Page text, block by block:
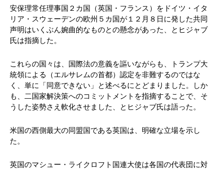
安保理常任理事国２カ国（英国・フランス）をドイツ・イタ
リア・スウェーデンの欧州５カ国が１２月８日に発した共同
声明はいくぶん婉曲的なものとの懸念があった、とヒジャブ
氏は指摘した。
これらの国々は、国際法の意義を謳いながらも、トランプ大
統領による（エルサレムの首都）認定を非難するのではな
く、単に「同意できない」と述べるにとどまりました。しか
も、二国家解決策へのコミットメントを指摘することで、そ
うした姿勢さえ軟化させました、とヒジャブ氏は語った。
米国の西側最大の同盟国である英国は、明確な立場を示し
た。
英国のマシュー・ライクロフト国連大使は各国の代表団に対